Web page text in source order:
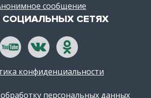
сообщение
СЕТЯХ
конфиденциальности
персональных данных